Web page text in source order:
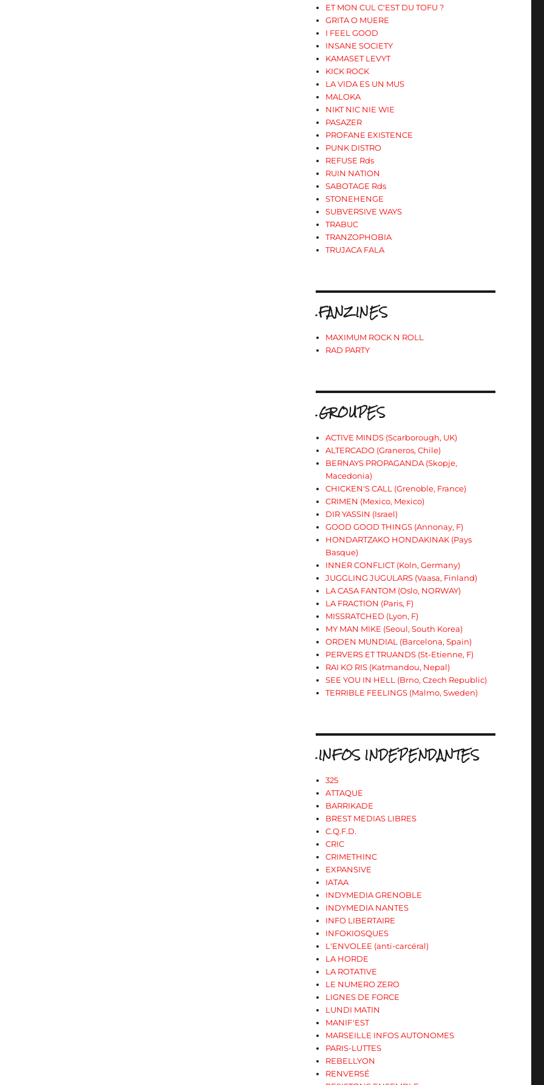
ET MON CUL C'EST DU TOFU ?
GRITA O MUERE
I FEEL GOOD
INSANE SOCIETY
KAMASET LEVYT
KICK ROCK
LA VIDA ES UN MUS
MALOKA
NIKT NIC NIE WIE
PASAZER
PROFANE EXISTENCE
PUNK DISTRO
REFUSE Rds
RUIN NATION
SABOTAGE Rds
STONEHENGE
SUBVERSIVE WAYS
TRABUC
TRANZOPHOBIA
TRUJACA FALA
.FANZINES
MAXIMUM ROCK N ROLL
RAD PARTY
.GROUPES
ACTIVE MINDS (Scarborough, UK)
ALTERCADO (Graneros, Chile)
BERNAYS PROPAGANDA (Skopje,
Macedonia)
CHICKEN'S CALL (Grenoble, France)
CRIMEN (Mexico, Mexico)
DIR YASSIN (Israel)
GOOD GOOD THINGS (Annonay, F)
HONDARTZAKO HONDAKINAK (Pays
Basque)
INNER CONFLICT (Koln, Germany)
JUGGLING JUGULARS (Vaasa, Finland)
LA CASA FANTOM (Oslo, NORWAY)
LA FRACTION (Paris, F)
MISSRATCHED (Lyon, F)
MY MAN MIKE (Seoul, South Korea)
ORDEN MUNDIAL (Barcelona, Spain)
PERVERS ET TRUANDS (St-Etienne, F)
RAI KO RIS (Katmandou, Nepal)
SEE YOU IN HELL (Brno, Czech Republic)
TERRIBLE FEELINGS (Malmo, Sweden)
.INFOS INDEPENDANTES
325
ATTAQUE
BARRIKADE
BREST MEDIAS LIBRES
C.Q.F.D.
CRIC
CRIMETHINC
EXPANSIVE
IATAA
INDYMEDIA GRENOBLE
INDYMEDIA NANTES
INFO LIBERTAIRE
INFOKIOSQUES
L'ENVOLEE (anti-carcéral)
LA HORDE
LA ROTATIVE
LE NUMERO ZERO
LIGNES DE FORCE
LUNDI MATIN
MANIF'EST
MARSEILLE INFOS AUTONOMES
PARIS-LUTTES
REBELLYON
RENVERSÉ